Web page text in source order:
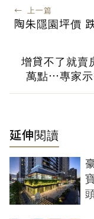
← 上一篇
陶朱隱園坪價
增貸不了就賣
萬點…專家示
延伸閱讀